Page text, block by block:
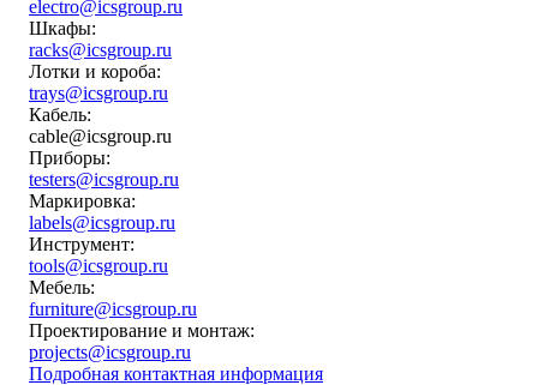
electro@icsgroup.ru
Шкафы:
racks@icsgroup.ru
Лотки и короба:
trays@icsgroup.ru
Кабель:
cable@icsgroup.ru
Приборы:
testers@icsgroup.ru
Маркировка:
labels@icsgroup.ru
Инструмент:
tools@icsgroup.ru
Мебель:
furniture@icsgroup.ru
Проектирование и монтаж:
projects@icsgroup.ru
Подробная контактная информация